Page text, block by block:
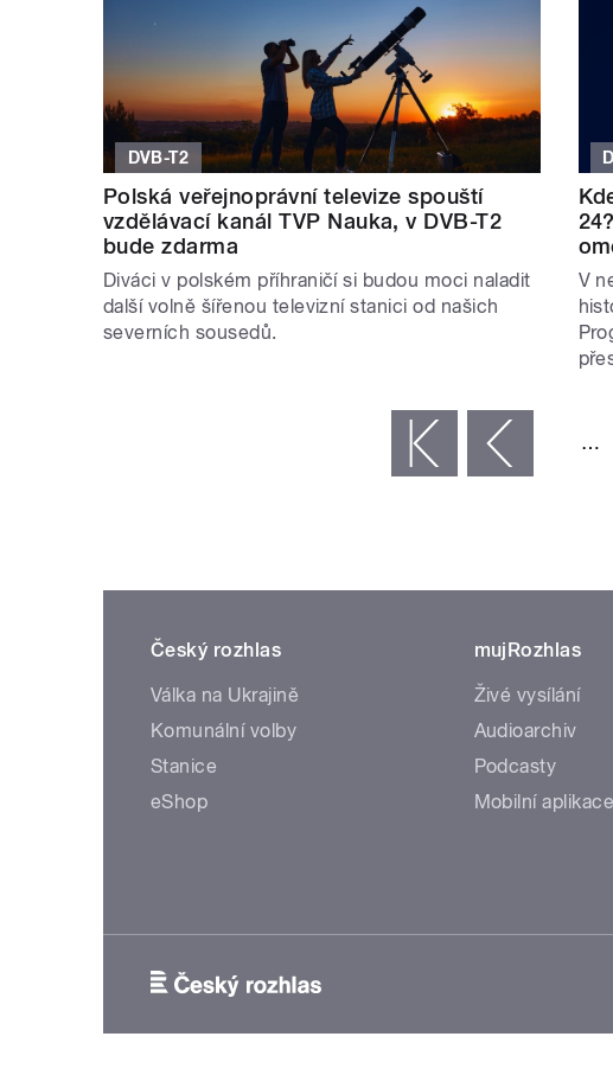
DVB-T2
Polská veřejnoprávní televize spouští
vzdělávací kanál TVP Nauka, v DVB-T2
bude zdarma
Diváci v polském příhraničí si budou moci naladit
další volně šířenou televizní stanici od našich
severních sousedů.
V
‹ předchozí …
Český rozhlas
Válka na Ukrajině
Komunální volby
Stanice
eShop
mujRozhlas
Živé vysílání
Audioarchiv
Podcasty
Mobilní aplikace